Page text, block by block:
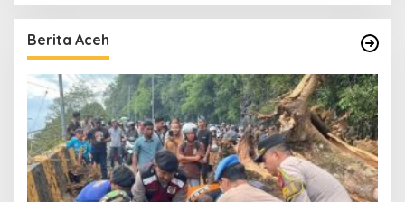
Berita Aceh